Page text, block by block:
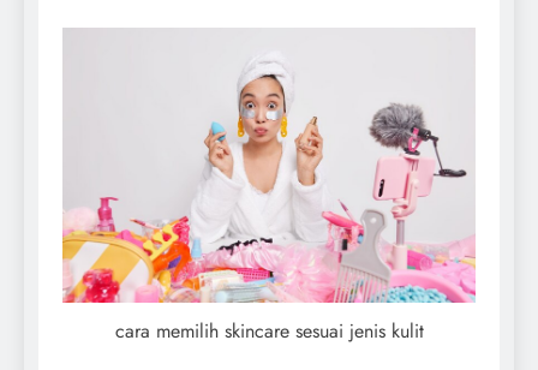
cara memilih skincare sesuai jenis kulit